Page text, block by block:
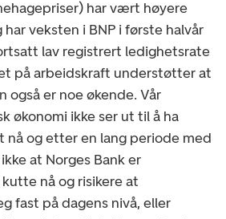
har vært høyere
veksten i BNP i første halvår
lav registrert ledighetsrate
på arbeidskraft understøtter at
også er noe økende. Vår
økonomi ikke ser ut til å ha
og etter en lang periode med
at Norges Bank er
nå og risikere at
fast på dagens nivå, eller